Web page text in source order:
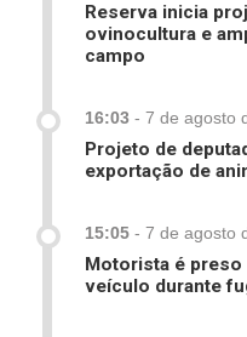
Reserva inicia
ovinocultura e
campo
16:03 - 7 de agosto
Projeto de
exportação de
15:05 - 7 de agosto
Motorista é preso
veículo durante